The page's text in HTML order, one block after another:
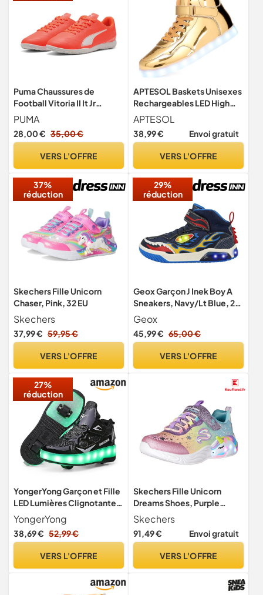
Puma Chaussures de
Football Vitoria II It Jr
Unisexes pour Enfants,
PUMA Rouge Lumineuse
Blanche, 32 EU
PUMA
28,00 € 35,00 €
VERS L'OFFRE
APTESOL Baskets Unisexes
Rechargeables LED High
Top Femmes Hommes
Chaussures de Sport [Or, EU
40]
APTESOL
38,99 € Envoi gratuit
VERS L'OFFRE
37%
réduction
Skechers Fille Unicorn
Chaser, Pink, 32 EU
Skechers
37,99 € 59,95 €
VERS L'OFFRE
29%
réduction
Geox Garçon J Inek Boy A
Sneakers, Navy/Lt Blue, 26
EU
Geox
45,99 € 65,00 €
VERS L'OFFRE
27%
réduction
YongerYong Garçon et Fille
LED Lumières Clignotante
Patins à roulettes,Unique
Double Rétractables Roues
Rechargeables,Skateboard
Gymnastique Sneakers
YongerYong
38,69 € 52,99 €
VERS L'OFFRE
Skechers Fille Unicorn
Dreams Shoes, Purple
Textile Multi Trim, 28 EU
Skechers
91,49 € Envoi gratuit
VERS L'OFFRE